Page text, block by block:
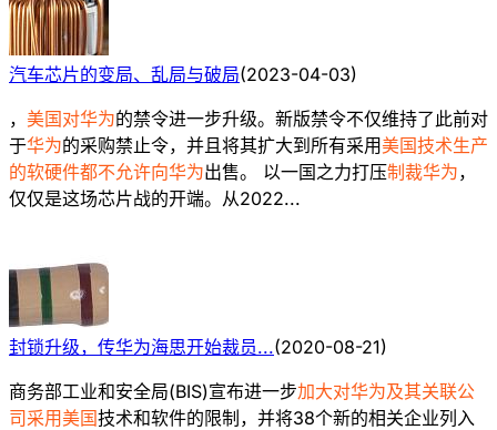
汽车芯片的变局、乱局与破局(2023-04-03)
， 美国对华为的禁令进一步升级。新版禁令不仅维持了此前对
于华为的采购禁止令，并且将其扩大到所有采用美国技术生产
的软硬件都不允许向华为出售。 以一国之力打压制裁华为，
仅仅是这场芯片战的开端。从2022...
封锁升级，传华为海思开始裁员...(2020-08-21)
商务部工业和安全局(BIS)宣布进一步加大对华为及其关联公
司采用美国技术和软件的限制，并将38个新的相关企业列入